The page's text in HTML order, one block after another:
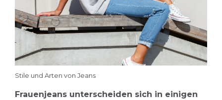
Stile und Arten von Jeans
Frauenjeans unterscheiden sich in einigen